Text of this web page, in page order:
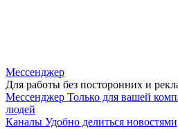
Мессенджер
Для работы без посторонних и
Мессенджер Только для вашей
людей
Каналы Удобно делиться